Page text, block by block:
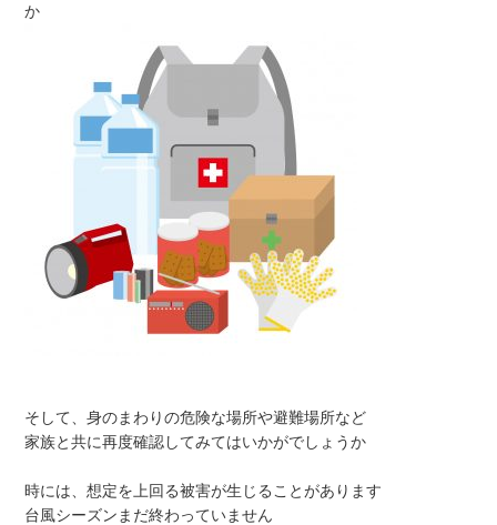
か
そして、身のまわりの危険な場所や避難場所など
家族と共に再度確認してみてはいかがでしょうか
時には、想定を上回る被害が生じることがあります
台風シーズンまだ終わっていません